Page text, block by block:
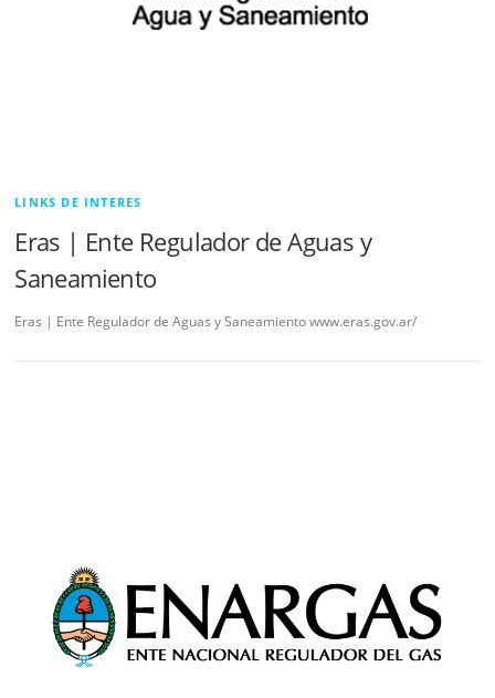
LINKS DE INTERES
Eras | Ente Regulador de Aguas y
Saneamiento
Eras | Ente Regulador de Aguas y Saneamiento www.eras.gov.ar/